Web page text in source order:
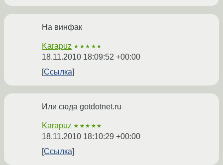
На винфак
Karapuz ★★★★★
18.11.2010 18:09:52 +00:00
Ссылка
Или сюда gotdotnet.ru
Karapuz ★★★★★
18.11.2010 18:10:29 +00:00
Ссылка